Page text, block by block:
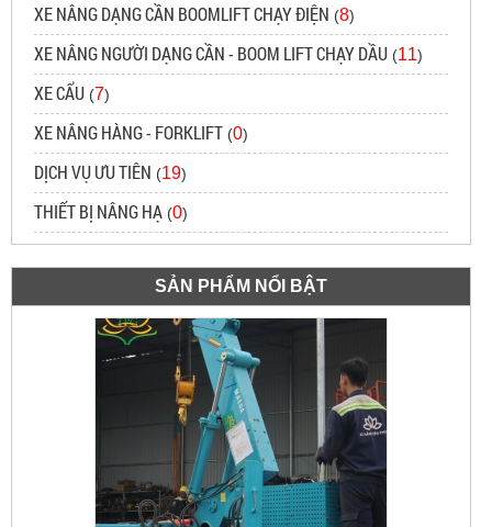
XE NÂNG DẠNG CẦN BOOMLIFT CHẠY ĐIỆN (8)
XE NÂNG NGƯỜI DẠNG CẦN - BOOM LIFT CHẠY DẦU (11)
XE CẨU (7)
XE NÂNG HÀNG - FORKLIFT (0)
DỊCH VỤ ƯU TIÊN (19)
THIẾT BỊ NÂNG HẠ (0)
SẢN PHẨM NỔI BẬT